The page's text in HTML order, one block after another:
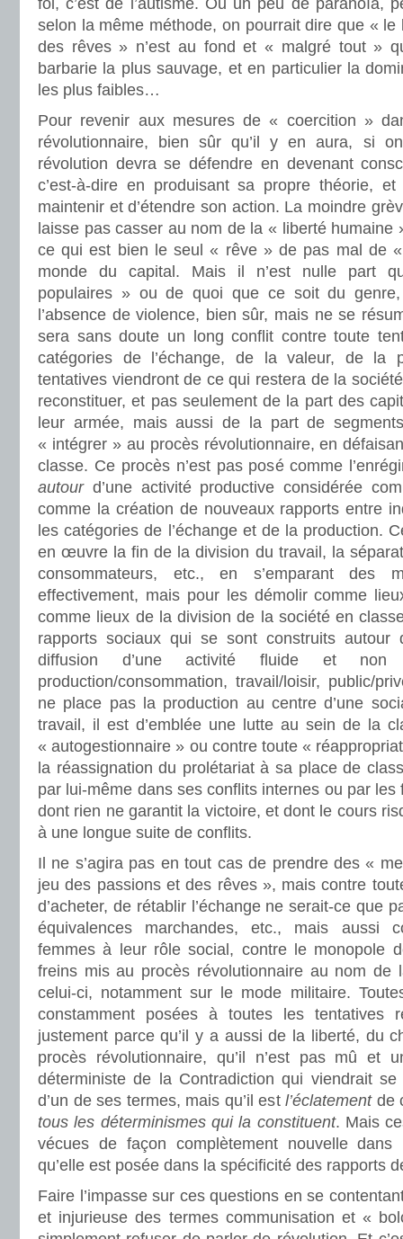
foi, c’est de l’autisme. Ou un peu de paranoïa,
selon la même méthode, on pourrait dire que «
des rêves » n’est au fond et « malgré tout »
barbarie la plus sauvage, et en particulier la
les plus faibles…
Pour revenir aux mesures de « coercition »
révolutionnaire, bien sûr qu’il y en aura, si
révolution devra se défendre en devenant
c’est-à-dire en produisant sa propre théorie,
maintenir et d’étendre son action. La moindre
laisse pas casser au nom de la « liberté humaine
ce qui est bien le seul « rêve » de pas mal de
monde du capital. Mais il n’est nulle part
populaires » ou de quoi que ce soit du
l’absence de violence, bien sûr, mais ne se
sera sans doute un long conflit contre toute
catégories de l’échange, de la valeur, de la
tentatives viendront de ce qui restera de la
reconstituer, et pas seulement de la part des
leur armée, mais aussi de la part de
« intégrer » au procès révolutionnaire, en
classe. Ce procès n’est pas posé comme
autourd’une activité productive considérée
comme la création de nouveaux rapports entre
les catégories de l’échange et de la production.
en œuvre la fin de la division du travail, la
consommateurs, etc., en s’emparant des
effectivement, mais pour les démolir comme
comme lieux de la division de la société en
rapports sociaux qui se sont construits
diffusion d’une activité fluide et non
production/consommation, travail/loisir, public/
ne place pas la production au centre d’une
travail, il est d’emblée une lutte au sein de la
« autogestionnaire » ou contre toute «
la réassignation du prolétariat à sa place de
par lui-même dans ses conflits internes ou par
dont rien ne garantit la victoire, et dont le cours
à une longue suite de conflits.
Il ne s’agira pas en tout cas de prendre des «
jeu des passions et des rêves », mais contre
d’acheter, de rétablir l’échange ne serait-ce que
équivalences marchandes, etc., mais aussi
femmes à leur rôle social, contre le monopole
freins mis au procès révolutionnaire au nom de
celui-ci, notamment sur le mode militaire.
constamment posées à toutes les tentatives
justement parce qu’il y a aussi de la liberté, du
procès révolutionnaire, qu’il n’est pas mû et
déterministe de la Contradiction qui viendrait
d’un de ses termes, mais qu’il estl’éclatementde
tous les déterminismes qui la constituent. Mais
vécues de façon complètement nouvelle dans
qu’elle est posée dans la spécificité des rapports
Faire l’impasse sur ces questions en se
et injurieuse des termes communisation et «